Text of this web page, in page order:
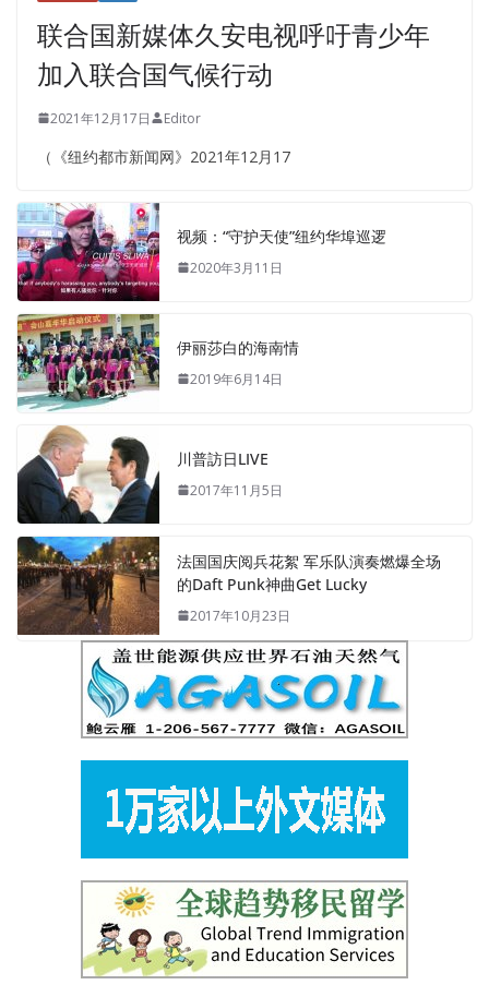
联合国新媒体久安电视呼吁青少年
加入联合国气候行动
2021年12月17日 Editor
（《纽约都市新闻网》2021年12月17
视频：“守护天使”纽约华埠巡逻
2020年3月11日
伊丽莎白的海南情
2019年6月14日
川普訪日LIVE
2017年11月5日
法国国庆阅兵花絮 军乐队演奏燃爆全场
的Daft Punk神曲Get Lucky
2017年10月23日